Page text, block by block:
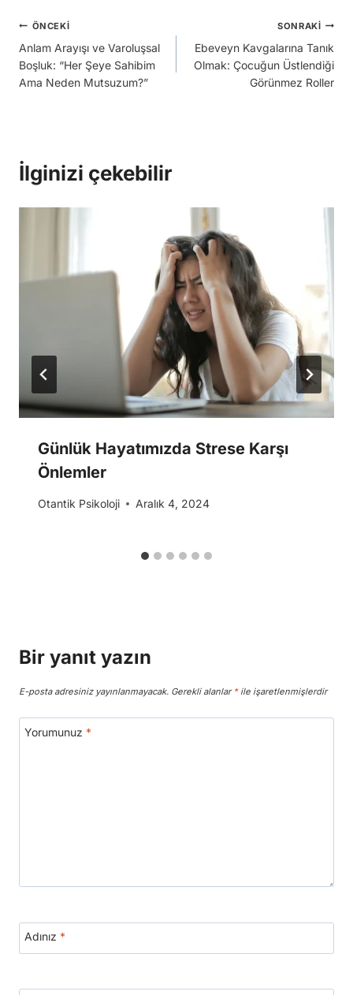
Yazı
gezinmesi
ÖNCEKI
Anlam Arayışı ve Varoluşsal
Boşluk: “Her Şeye Sahibim
Ama Neden Mutsuzum?”
SONRAKI
Ebeveyn Kavgalarına Tanık
Olmak: Çocuğun Üstlendiği
Görünmez Roller
İlginizi çekebilir
Günlük Hayatımızda Strese Karşı
Önlemler
Otantik Psikoloji Aralık 4, 2024
Bir yanıt yazın
E-posta adresiniz yayınlanmayacak. Gerekli alanlar *ile işaretlenmişlerdir
Yorumunuz *
Adınız *